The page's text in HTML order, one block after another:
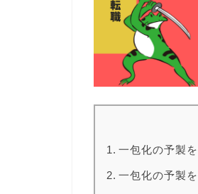
一包化の予製
一包化の予製